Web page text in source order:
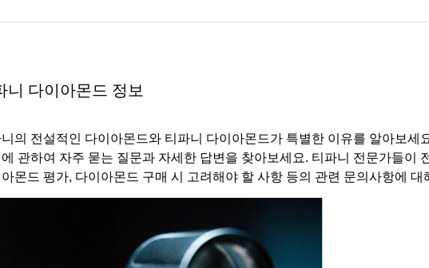
니 다이아몬드 정보
의 전설적인 다이아몬드와 티파니 다이아몬드가 특별한 이유를 알아보
관하여 자주 묻는 질문과 자세한 답변을 찾아보세요. 티파니 전문가들이
몬드 평가, 다이아몬드 구매 시 고려해야 할 사항 등의 관련 문의사항에